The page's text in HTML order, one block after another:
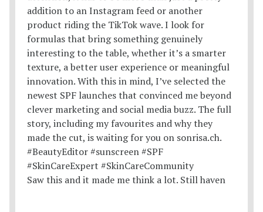
Saw this and it made me think a lot. Still haven